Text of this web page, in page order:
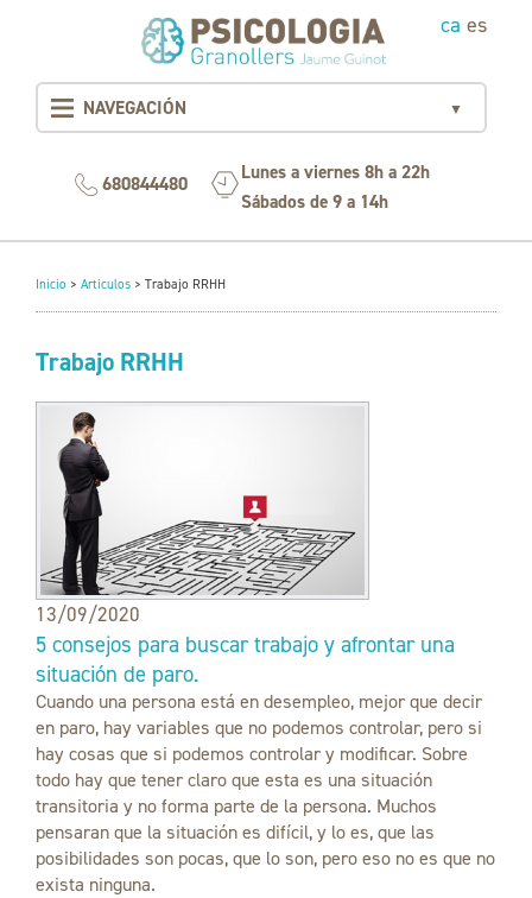
NAVEGACIÓN ▼
caes
680844480
Lunes a viernes 8h a 22h
Sábados de 9 a 14h
Inicio > Articulos > Trabajo RRHH
Trabajo RRHH
13/09/2020
5 consejos para buscar trabajo y afrontar una
situación de paro.
Cuando una persona está en desempleo, mejor que decir
en paro, hay variables que no podemos controlar, pero si
hay cosas que si podemos controlar y modificar. Sobre
todo hay que tener claro que esta es una situación
transitoria y no forma parte de la persona. Muchos
pensaran que la situación es difícil, y lo es, que las
posibilidades son pocas, que lo son, pero eso no es que no
exista ninguna.